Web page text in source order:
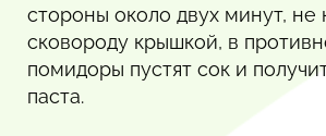
стороны около двух минут, не
сковороду крышкой, в
помидоры пустят сок и
паста.